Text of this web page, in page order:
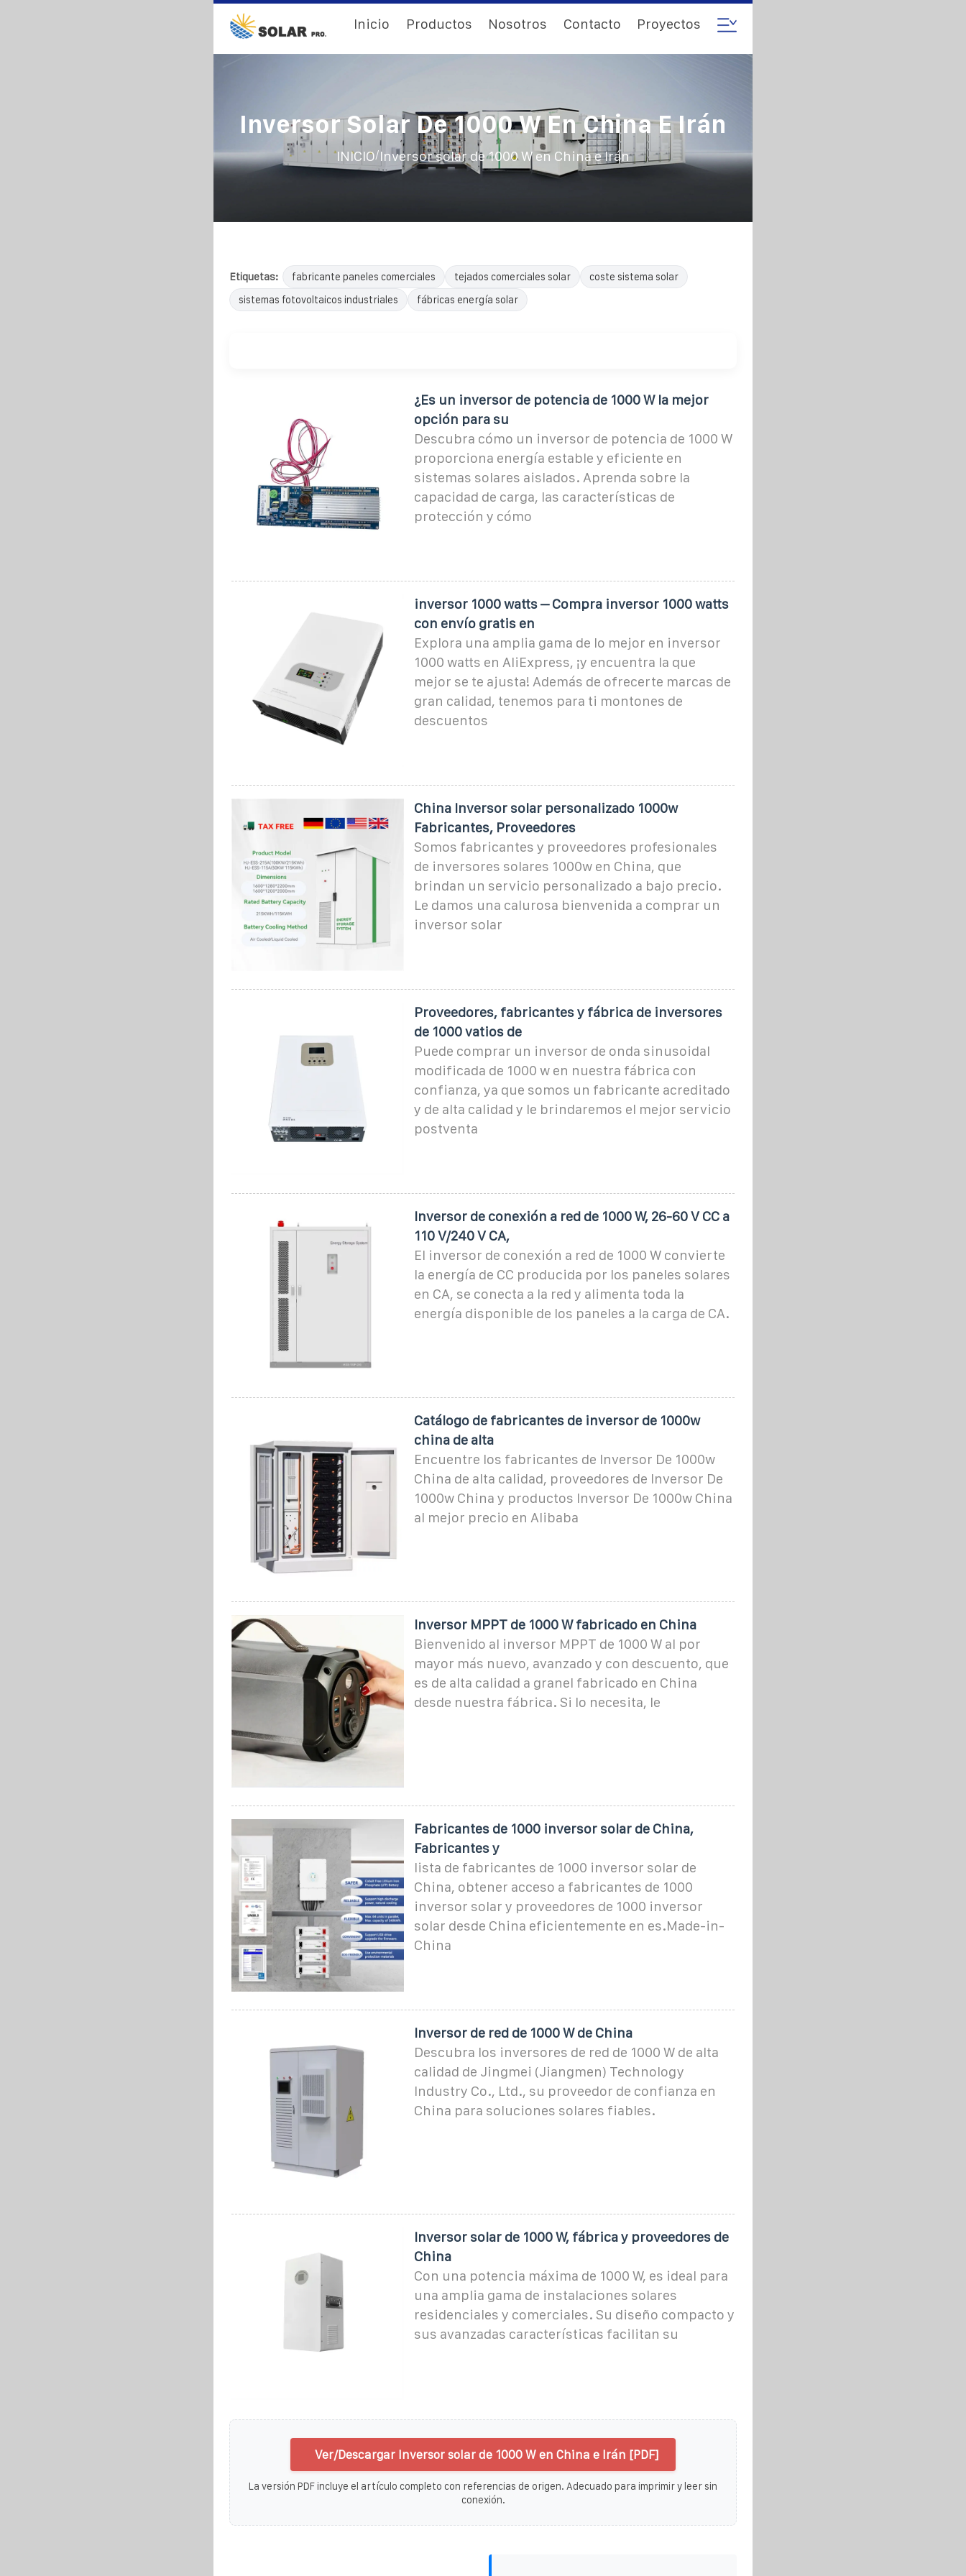
Inicio Productos Nosotros Contacto Proyectos
Inversor Solar De 1000 W En China E Irán
INICIO/Inversor solar de 1000 W en China e Irán
Etiquetas: fabricante paneles comerciales tejados comerciales solar
coste sistema solar
sistemas fotovoltaicos industriales
fábricas energía solar
¿Es un inversor de potencia de 1000 W la mejor
opción para su
Descubra cómo un inversor de potencia de 1000 W
proporciona energía estable y eficiente en
sistemas solares aislados. Aprenda sobre la
capacidad de carga, las características de
protección y cómo
inversor 1000 watts – Compra inversor 1000 watts
con envío gratis en
Explora una amplia gama de lo mejor en inversor
1000 watts en AliExpress, ¡y encuentra la que
mejor se te ajusta! Además de ofrecerte marcas de
gran calidad, tenemos para ti montones de
descuentos
China Inversor solar personalizado 1000w
Fabricantes, Proveedores
Somos fabricantes y proveedores profesionales
de inversores solares 1000w en China, que
brindan un servicio personalizado a bajo precio.
Le damos una calurosa bienvenida a comprar un
inversor solar
Proveedores, fabricantes y fábrica de inversores
de 1000 vatios de
Puede comprar un inversor de onda sinusoidal
modificada de 1000 w en nuestra fábrica con
confianza, ya que somos un fabricante acreditado
y de alta calidad y le brindaremos el mejor servicio
postventa
Inversor de conexión a red de 1000 W, 26-60 V CC a
110 V/240 V CA,
El inversor de conexión a red de 1000 W convierte
la energía de CC producida por los paneles solares
en CA, se conecta a la red y alimenta toda la
energía disponible de los paneles a la carga de CA.
Catálogo de fabricantes de inversor de 1000w
china de alta
Encuentre los fabricantes de Inversor De 1000w
China de alta calidad, proveedores de Inversor De
1000w China y productos Inversor De 1000w China
al mejor precio en Alibaba
Inversor MPPT de 1000 W fabricado en China
Bienvenido al inversor MPPT de 1000 W al por
mayor más nuevo, avanzado y con descuento, que
es de alta calidad a granel fabricado en China
desde nuestra fábrica. Si lo necesita, le
Fabricantes de 1000 inversor solar de China,
Fabricantes y
lista de fabricantes de 1000 inversor solar de
China, obtener acceso a fabricantes de 1000
inversor solar y proveedores de 1000 inversor
solar desde China eficientemente en es.Made-in-
China
Inversor de red de 1000 W de China
Descubra los inversores de red de 1000 W de alta
calidad de Jingmei (Jiangmen) Technology
Industry Co., Ltd., su proveedor de confianza en
China para soluciones solares fiables.
Inversor solar de 1000 W, fábrica y proveedores de
China
Con una potencia máxima de 1000 W, es ideal para
una amplia gama de instalaciones solares
residenciales y comerciales. Su diseño compacto y
sus avanzadas características facilitan su
Ver/Descargar Inversor solar de 1000 W en China e Irán [PDF]
La versión PDF incluye el artículo completo con referencias de origen. Adecuado para imprimir y leer sin
conexión.